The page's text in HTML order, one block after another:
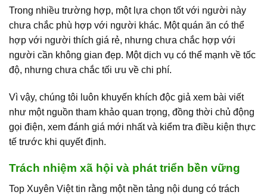
Trong nhiều trường hợp, một lựa chọn tốt với người này
chưa chắc phù hợp với người khác. Một quán ăn có thể
hợp với người thích giá rẻ, nhưng chưa chắc hợp với
người cần không gian đẹp. Một dịch vụ có thể mạnh về tốc
độ, nhưng chưa chắc tối ưu về chi phí.
Vì vậy, chúng tôi luôn khuyến khích độc giả xem bài viết
như một nguồn tham khảo quan trọng, đồng thời chủ động
gọi điện, xem đánh giá mới nhất và kiểm tra điều kiện thực
tế trước khi quyết định.
Trách nhiệm xã hội và phát triển bền vững
Top Xuyên Việt tin rằng một nền tảng nội dung có trách